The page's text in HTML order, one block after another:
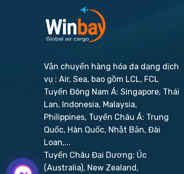
Vận chuyển hàng hóa đa dạng dịch
vụ : Air, Sea, bao gồm LCL, FCL
Tuyến Đông Nam Á: Singapore, Thái
Lan, Indonesia, Malaysia,
Philippines, Tuyến Châu Á: Trung
Quốc, Hàn Quốc, Nhật Bản, Đài
Loan,...
Tuyến Châu Đại Dương: Úc
(Australia), New Zealand,